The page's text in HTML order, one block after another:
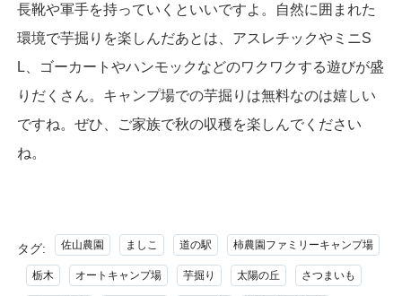
長靴や軍手を持っていくといいですよ。自然に囲まれた
環境で芋掘りを楽しんだあとは、アスレチックやミニS
L、ゴーカートやハンモックなどのワクワクする遊びが盛
りだくさん。キャンプ場での芋掘りは無料なのは嬉しい
ですね。ぜひ、ご家族で秋の収穫を楽しんでください
ね。
タグ: 佐山農園 ましこ 道の駅 柿農園ファミリーキャンプ場
栃木 オートキャンプ場 芋掘り 太陽の丘 さつまいも